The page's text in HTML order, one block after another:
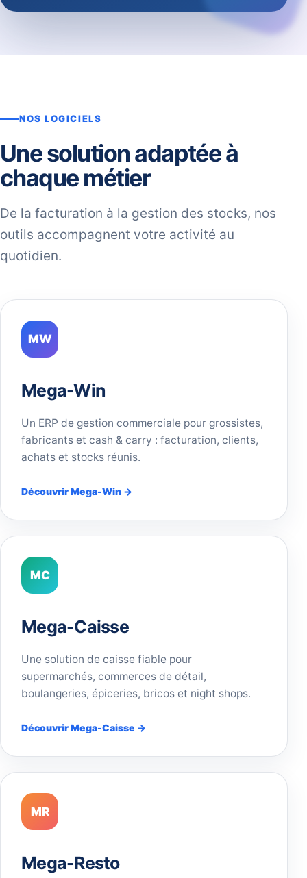
NOS LOGICIELS
Une solution adaptée à
chaque métier
De la facturation à la gestion des stocks, nos
outils accompagnent votre activité au
quotidien.
MW
Mega-Win
Un ERP de gestion commerciale pour grossistes,
fabricants et cash & carry : facturation, clients,
achats et stocks réunis.
Découvrir Mega-Win →
MC
Mega-Caisse
Une solution de caisse fiable pour
supermarchés, commerces de détail,
boulangeries, épiceries, bricos et night shops.
Découvrir Mega-Caisse →
MR
Mega-Resto